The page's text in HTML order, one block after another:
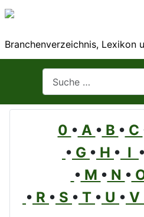
Branchenverzeichnis, Lexikon
0 • A • B • C
• G • H • I •
• M • N •
• R • S • T • U • V